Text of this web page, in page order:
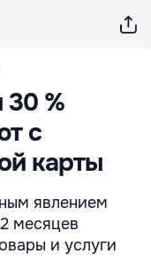
%
с
карты
явлением
месяцев
и услуги